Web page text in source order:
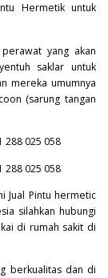
Hermetik untuk
yang akan
saklar untuk
mereka umumnya
(sarung tangan
Jual Pintu hermetic
silahkan hubungi
di rumah sakit di
berkualitas dan di